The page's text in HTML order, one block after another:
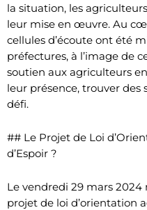
la situation, les
leur mise en œuvre. Au
cellules d’écoute ont été
préfectures, à l’image de
soutien aux agriculteurs
leur présence, trouver des
défi.
## Le Projet de Loi
d’Espoir ?
Le vendredi 29 mars
projet de loi d’orientation